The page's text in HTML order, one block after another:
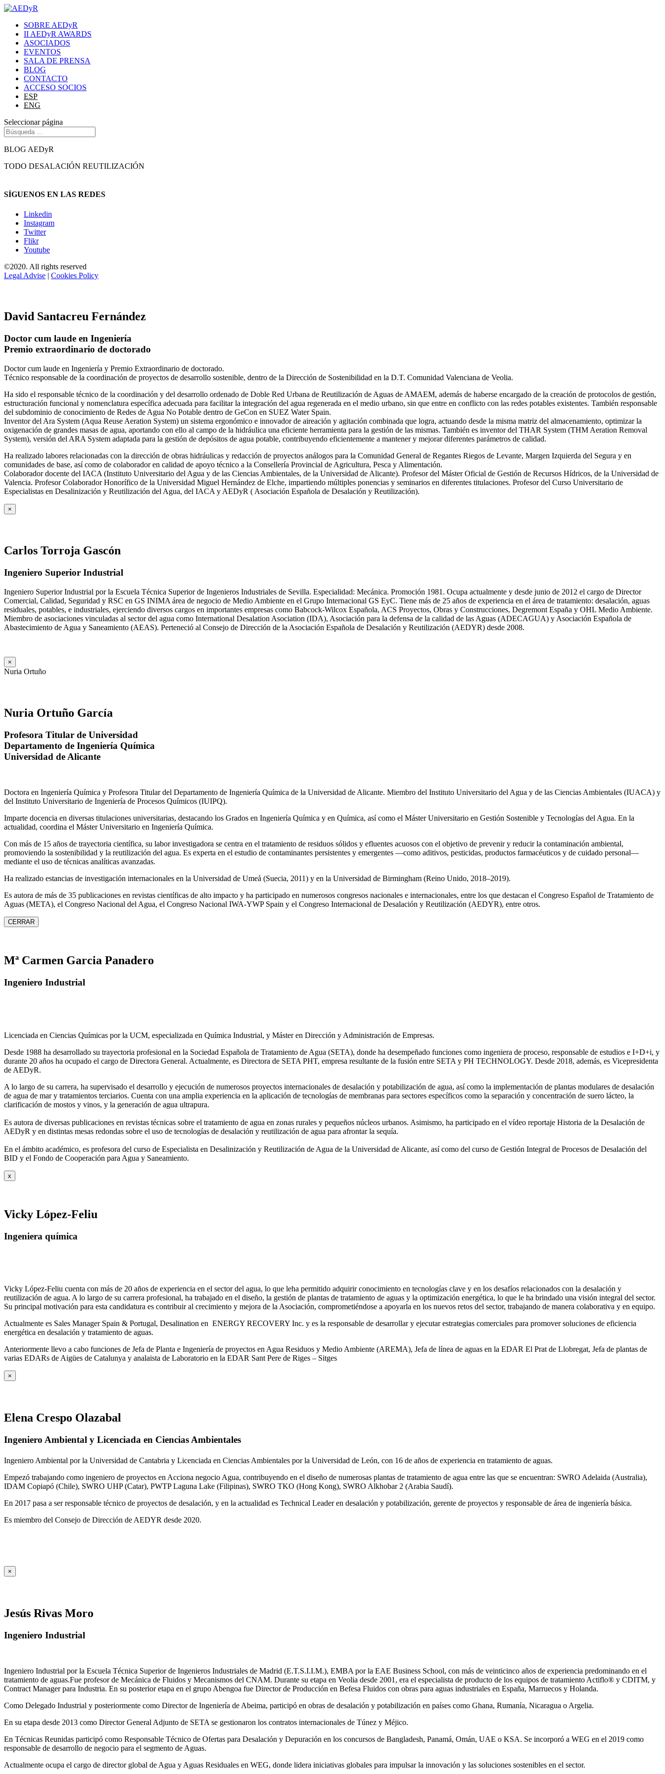
SOBRE AEDyR
II AEDyR AWARDS
ASOCIADOS
EVENTOS
SALA DE PRENSA
BLOG
CONTACTO
ACCESO SOCIOS
ESP
ENG
Seleccionar página
BLOG AEDyR
TODO DESALACIÓN REUTILIZACIÓN
SÍGUENOS EN LAS REDES
Linkedin
Instagram
Twitter
Flikr
Youtube
©2020. All rights reserved
Legal Advise | Cookies Policy
David Santacreu Fernández
Doctor cum laude en Ingeniería
Premio extraordinario de doctorado
Doctor cum laude en Ingeniería y Premio Extraordinario de doctorado.
Técnico responsable de la coordinación de proyectos de desarrollo sostenible, dentro de la Dirección de Sostenibilidad en la D.T. Comunidad Valenciana de Veolia.
Ha sido el responsable técnico de la coordinación y del desarrollo ordenado de Doble Red Urbana de Reutilización de Aguas de AMAEM, además de haberse encargado de la creación de protocolos de gestión,
estructuración funcional y nomenclatura específica adecuada para facilitar la integración del agua regenerada en el medio urbano, sin que entre en conflicto con las redes potables existentes. También responsable
del subdominio de conocimiento de Redes de Agua No Potable dentro de GeCon en SUEZ Water Spain.
Inventor del Ara System (Aqua Reuse Aeration System) un sistema ergonómico e innovador de aireación y agitación combinada que logra, actuando desde la misma matriz del almacenamiento, optimizar la
oxigenación de grandes masas de agua, aportando con ello al campo de la hidráulica una eficiente herramienta para la gestión de las mismas. También es inventor del THAR System (THM Aeration Removal
System), versión del ARA System adaptada para la gestión de depósitos de agua potable, contribuyendo eficientemente a mantener y mejorar diferentes parámetros de calidad.
Ha realizado labores relacionadas con la dirección de obras hidráulicas y redacción de proyectos análogos para la Comunidad General de Regantes Riegos de Levante, Margen Izquierda del Segura y en
comunidades de base, así como de colaborador en calidad de apoyo técnico a la Consellería Provincial de Agricultura, Pesca y Alimentación.
Colaborador docente del IACA (Instituto Universitario del Agua y de las Ciencias Ambientales, de la Universidad de Alicante). Profesor del Máster Oficial de Gestión de Recursos Hídricos, de la Universidad de
Valencia. Profesor Colaborador Honorífico de la Universidad Miguel Hernández de Elche, impartiendo múltiples ponencias y seminarios en diferentes titulaciones. Profesor del Curso Universitario de
Especialistas en Desalinización y Reutilización del Agua, del IACA y AEDyR ( Asociación Española de Desalación y Reutilización).
×
Carlos Torroja Gascón
Ingeniero Superior Industrial
Ingeniero Superior Industrial por la Escuela Técnica Superior de Ingenieros Industriales de Sevilla. Especialidad: Mecánica. Promoción 1981. Ocupa actualmente y desde junio de 2012 el cargo de Director
Comercial, Calidad, Seguridad y RSC en GS INIMA área de negocio de Medio Ambiente en el Grupo Internacional GS EyC. Tiene más de 25 años de experiencia en el área de tratamiento: desalación, aguas
residuales, potables, e industriales, ejerciendo diversos cargos en importantes empresas como Babcock-Wilcox Española, ACS Proyectos, Obras y Construcciones, Degremont España y OHL Medio Ambiente.
Miembro de asociaciones vinculadas al sector del agua como International Desalation Asociation (IDA), Asociación para la defensa de la calidad de las Aguas (ADECAGUA) y Asociación Española de
Abastecimiento de Agua y Saneamiento (AEAS). Perteneció al Consejo de Dirección de la Asociación Española de Desalación y Reutilización (AEDYR) desde 2008.
×
Nuria Ortuño
Nuria Ortuño García
Profesora Titular de Universidad
Departamento de Ingeniería Química
Universidad de Alicante
Doctora en Ingeniería Química y Profesora Titular del Departamento de Ingeniería Química de la Universidad de Alicante. Miembro del Instituto Universitario del Agua y de las Ciencias Ambientales (IUACA) y
del Instituto Universitario de Ingeniería de Procesos Químicos (IUIPQ).
Imparte docencia en diversas titulaciones universitarias, destacando los Grados en Ingeniería Química y en Química, así como el Máster Universitario en Gestión Sostenible y Tecnologías del Agua. En la
actualidad, coordina el Máster Universitario en Ingeniería Química.
Con más de 15 años de trayectoria científica, su labor investigadora se centra en el tratamiento de residuos sólidos y efluentes acuosos con el objetivo de prevenir y reducir la contaminación ambiental,
promoviendo la sostenibilidad y la reutilización del agua. Es experta en el estudio de contaminantes persistentes y emergentes —como aditivos, pesticidas, productos farmacéuticos y de cuidado personal—
mediante el uso de técnicas analíticas avanzadas.
Ha realizado estancias de investigación internacionales en la Universidad de Umeå (Suecia, 2011) y en la Universidad de Birmingham (Reino Unido, 2018–2019).
Es autora de más de 35 publicaciones en revistas científicas de alto impacto y ha participado en numerosos congresos nacionales e internacionales, entre los que destacan el Congreso Español de Tratamiento de
Aguas (META), el Congreso Nacional del Agua, el Congreso Nacional IWA‑YWP Spain y el Congreso Internacional de Desalación y Reutilización (AEDYR), entre otros.
CERRAR
Mª Carmen Garcia Panadero
Ingeniero Industrial
Licenciada en Ciencias Químicas por la UCM, especializada en Química Industrial, y Máster en Dirección y Administración de Empresas.
Desde 1988 ha desarrollado su trayectoria profesional en la Sociedad Española de Tratamiento de Agua (SETA), donde ha desempeñado funciones como ingeniera de proceso, responsable de estudios e I+D+i, y
durante 20 años ha ocupado el cargo de Directora General. Actualmente, es Directora de SETA PHT, empresa resultante de la fusión entre SETA y PH TECHNOLOGY. Desde 2018, además, es Vicepresidenta
de AEDyR.
A lo largo de su carrera, ha supervisado el desarrollo y ejecución de numerosos proyectos internacionales de desalación y potabilización de agua, así como la implementación de plantas modulares de desalación
de agua de mar y tratamientos terciarios. Cuenta con una amplia experiencia en la aplicación de tecnologías de membranas para sectores específicos como la separación y concentración de suero lácteo, la
clarificación de mostos y vinos, y la generación de agua ultrapura.
Es autora de diversas publicaciones en revistas técnicas sobre el tratamiento de agua en zonas rurales y pequeños núcleos urbanos. Asimismo, ha participado en el vídeo reportaje Historia de la Desalación de
AEDyR y en distintas mesas redondas sobre el uso de tecnologías de desalación y reutilización de agua para afrontar la sequía.
En el ámbito académico, es profesora del curso de Especialista en Desalinización y Reutilización de Agua de la Universidad de Alicante, así como del curso de Gestión Integral de Procesos de Desalación del
BID y el Fondo de Cooperación para Agua y Saneamiento.
x
Vicky López-Feliu
Ingeniera química
Vicky López-Feliu cuenta con más de 20 años de experiencia en el sector del agua, lo que leha permitido adquirir conocimiento en tecnologías clave y en los desafíos relacionados con la desalación y
reutilización de agua. A lo largo de su carrera profesional, ha trabajado en el diseño, la gestión de plantas de tratamiento de aguas y la optimización energética, lo que le ha brindado una visión integral del sector.
Su principal motivación para esta candidatura es contribuir al crecimiento y mejora de la Asociación, comprometiéndose a apoyarla en los nuevos retos del sector, trabajando de manera colaborativa y en equipo.
Actualmente es Sales Manager Spain & Portugal, Desalination en ENERGY RECOVERY Inc. y es la responsable de desarrollar y ejecutar estrategias comerciales para promover soluciones de eficiencia
energética en desalación y tratamiento de aguas.
Anteriormente llevo a cabo funciones de Jefa de Planta e Ingeniería de proyectos en Agua Residuos y Medio Ambiente (AREMA), Jefa de línea de aguas en la EDAR El Prat de Llobregat, Jefa de plantas de
varias EDARs de Aigües de Catalunya y analaista de Laboratorio en la EDAR Sant Pere de Riges – Sitges
×
Elena Crespo Olazabal
Ingeniero Ambiental y Licenciada en Ciencias Ambientales
Ingeniero Ambiental por la Universidad de Cantabria y Licenciada en Ciencias Ambientales por la Universidad de León, con 16 de años de experiencia en tratamiento de aguas.
Empezó trabajando como ingeniero de proyectos en Acciona negocio Agua, contribuyendo en el diseño de numerosas plantas de tratamiento de agua entre las que se encuentran: SWRO Adelaida (Australia),
IDAM Copiapó (Chile), SWRO UHP (Catar), PWTP Laguna Lake (Filipinas), SWRO TKO (Hong Kong), SWRO Alkhobar 2 (Arabia Saudí).
En 2017 pasa a ser responsable técnico de proyectos de desalación, y en la actualidad es Technical Leader en desalación y potabilización, gerente de proyectos y responsable de área de ingeniería básica.
Es miembro del Consejo de Dirección de AEDYR desde 2020.
×
Jesús Rivas Moro
Ingeniero Industrial
Ingeniero Industrial por la Escuela Técnica Superior de Ingenieros Industriales de Madrid (E.T.S.I.I.M.), EMBA por la EAE Business School, con más de veinticinco años de experiencia predominando en el
tratamiento de aguas.Fue profesor de Mecánica de Fluidos y Mecanismos del CNAM. Durante su etapa en Veolia desde 2001, era el especialista de producto de los equipos de tratamiento Actiflo® y CDITM, y
Contract Manager para Industria. En su posterior etapa en el grupo Abengoa fue Director de Producción en Befesa Fluidos con obras para aguas industriales en España, Marruecos y Holanda.
Como Delegado Industrial y posteriormente como Director de Ingeniería de Abeima, participó en obras de desalación y potabilización en países como Ghana, Rumanía, Nicaragua o Argelia.
En su etapa desde 2013 como Director General Adjunto de SETA se gestionaron los contratos internacionales de Túnez y Méjico.
En Técnicas Reunidas participó como Responsable Técnico de Ofertas para Desalación y Depuración en los concursos de Bangladesh, Panamá, Omán, UAE o KSA. Se incorporó a WEG en el 2019 como
responsable de desarrollo de negocio para el segmento de Aguas.
Actualmente ocupa el cargo de director global de Agua y Aguas Residuales en WEG, donde lidera iniciativas globales para impulsar la innovación y las soluciones sostenibles en el sector.